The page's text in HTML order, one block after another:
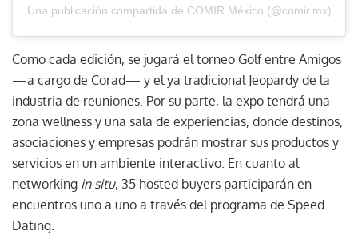
Una publicación compartida de COMIR México (@comir.mx)
Como cada edición, se jugará el torneo Golf entre Amigos
—a cargo de Corad— y el ya tradicional Jeopardy de la
industria de reuniones. Por su parte, la expo tendrá una
zona wellness y una sala de experiencias, donde destinos,
asociaciones y empresas podrán mostrar sus productos y
servicios en un ambiente interactivo. En cuanto al
networking in situ, 35 hosted buyers participarán en
encuentros uno a uno a través del programa de Speed
Dating.